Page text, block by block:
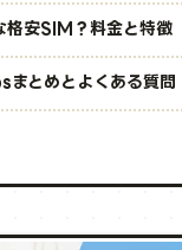
格安SIM？料金と特徴
とめとよくある質問